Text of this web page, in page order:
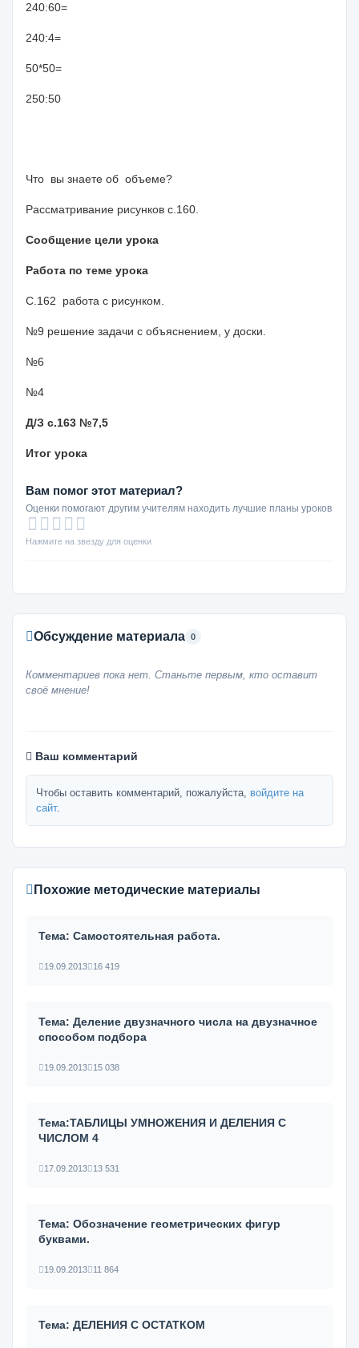
240:60=
240:4=
50*50=
250:50
Что вы знаете об объеме?
Рассматривание рисунков с.160.
Сообщение цели урока
Работа по теме урока
С.162 работа с рисунком.
№9 решение задачи с объяснением, у доски.
№6
№4
Д/З с.163 №7,5
Итог урока
Вам помог этот материал?
Оценки помогают другим учителям находить лучшие планы уроков
Нажмите на звезду для оценки
Обсуждение материала 0
Комментариев пока нет. Станьте первым, кто оставит
своё мнение!
Ваш комментарий
Чтобы оставить комментарий, пожалуйста, войдите на
сайт.
Похожие методические материалы
Тема: Самостоятельная работа.
19.09.2013 16 419
Тема: Деление двузначного числа на двузначное
способом подбора
19.09.2013 15 038
Тема:ТАБЛИЦЫ УМНОЖЕНИЯ И ДЕЛЕНИЯ С
ЧИСЛОМ 4
17.09.2013 13 531
Тема: Обозначение геометрических фигур
буквами.
19.09.2013 11 864
Тема: ДЕЛЕНИЯ С ОСТАТКОМ